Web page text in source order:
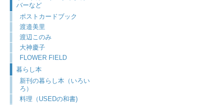
バーなど
ポストカードブック
渡邉美里
渡辺このみ
大神慶子
FLOWER FIELD
暮らし本
新刊の暮らし本（いろい
ろ）
料理（USEDの和書)